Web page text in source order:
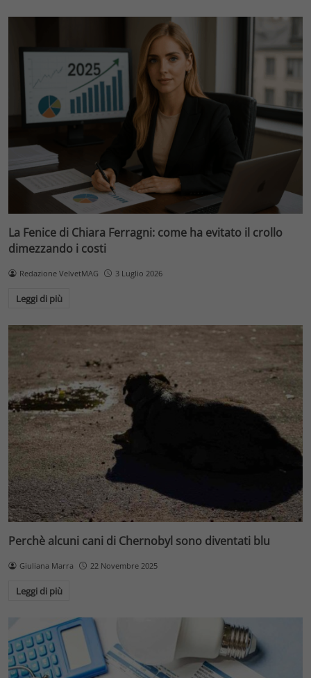
La Fenice di Chiara Ferragni: come ha evitato il crollo
dimezzando i costi
Redazione VelvetMAG 3 Luglio 2026
Leggi di più
Perchè alcuni cani di Chernobyl sono diventati blu
Giuliana Marra 22 Novembre 2025
Leggi di più